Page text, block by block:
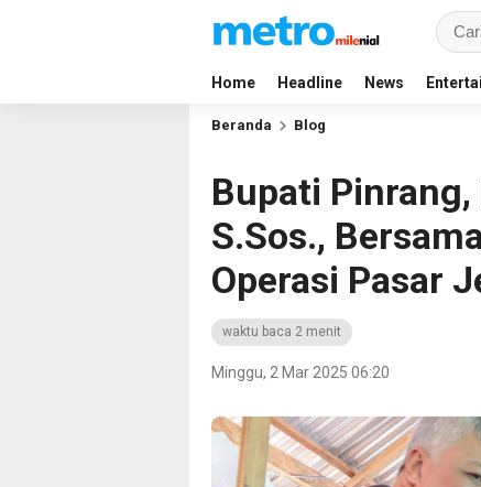
Home Headline News
Beranda Blog
Bupati Pinrang,
S.Sos.,
Operasi Pasar
waktu baca 2 menit
Minggu, 2 Mar 2025 06:20